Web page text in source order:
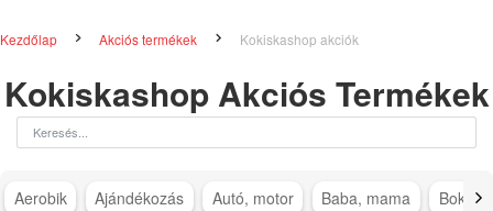
Kezdőlap Akciós termékek Kokiskashop akciók
Kokiskashop Akciós Termékek
Aerobik Ajándékozás Autó, motor Baba, mama